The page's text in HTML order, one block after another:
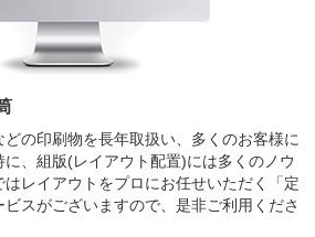
の印刷物を長年取扱い、多くのお客様に
、組版(レイアウト配置)には多くのノウ
レイアウトをプロにお任せいただく「定
スがございますので、是非ご利用くださ